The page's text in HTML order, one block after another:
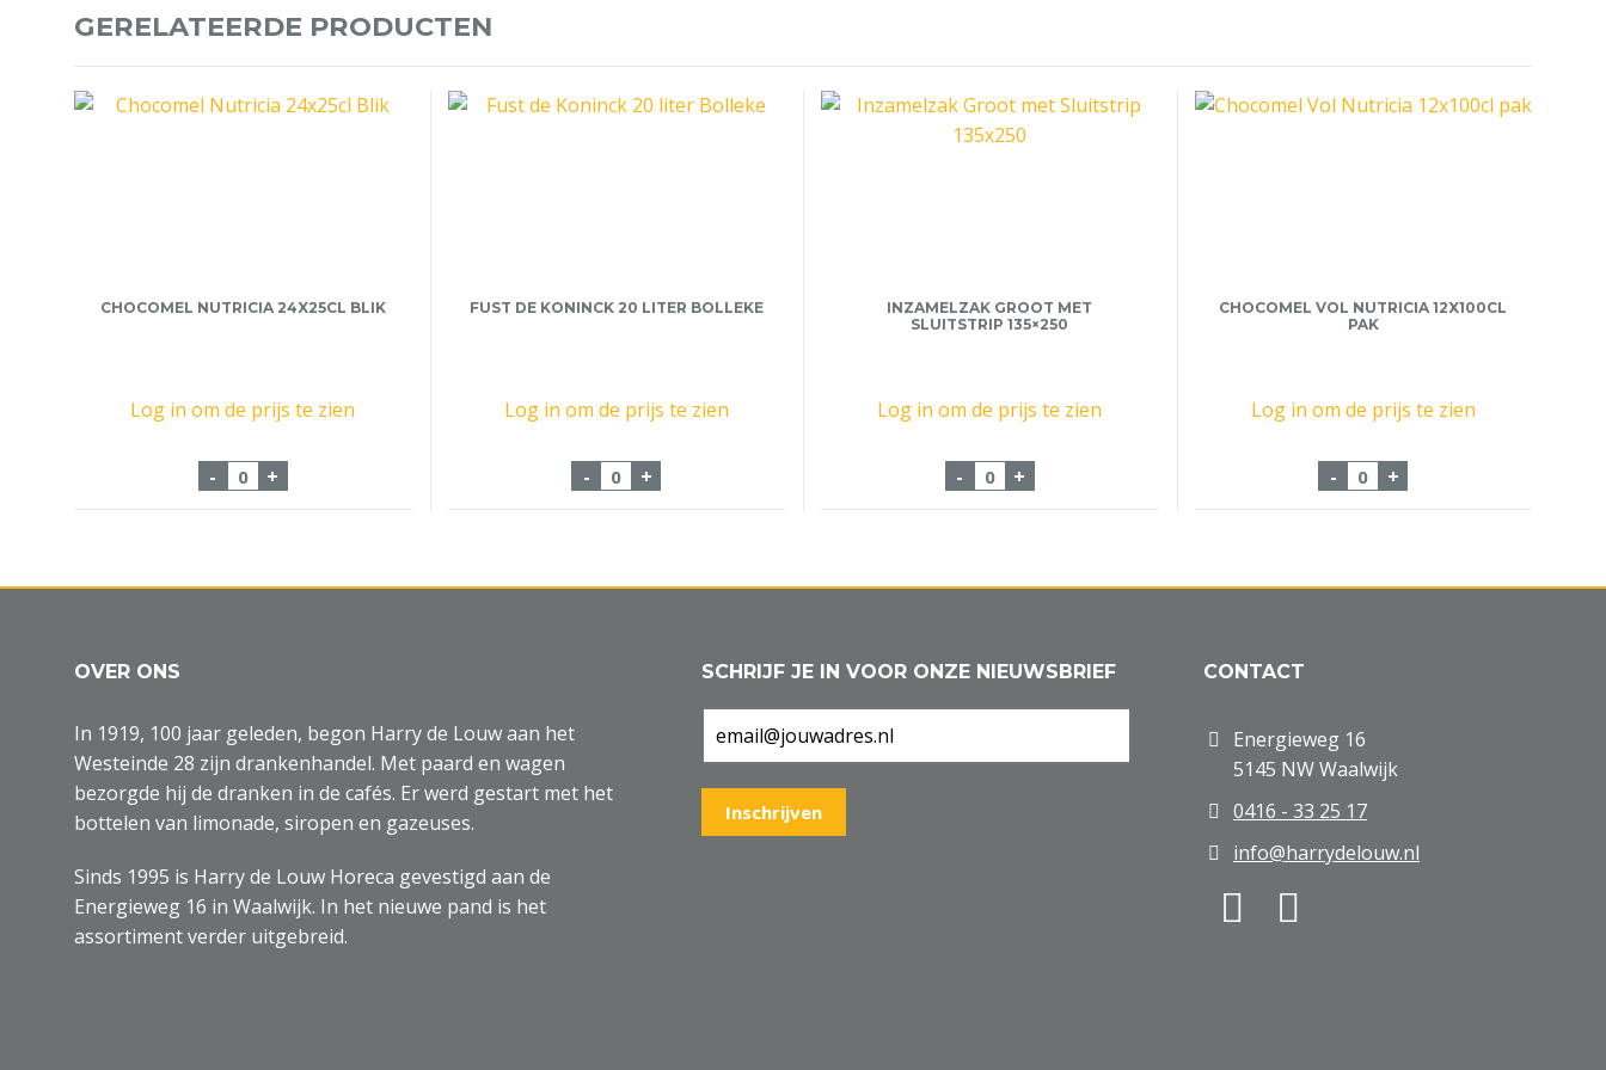
GERELATEERDE PRODUCTEN
CHOCOMEL NUTRICIA 24X25CL BLIK
Log in om de prijs te zien
- Chocomel Nutricia 24x25cl Blik aantal
+
FUST DE KONINCK 20 LITER BOLLEKE
Log in om de prijs te zien
- Fust de Koninck 20 liter Bolleke aantal
+
INZAMELZAK GROOT MET
SLUITSTRIP 135×250
Log in om de prijs te zien
- Inzamelzak Groot met Sluitstrip 135x250 aantal
+
CHOCOMEL VOL NUTRICIA 12X100CL
PAK
Log in om de prijs te zien
- Chocomel Vol Nutricia
+
OVER ONS
In 1919, 100 jaar geleden, begon Harry de Louw aan het
Westeinde 28 zijn drankenhandel. Met paard en wagen
bezorgde hij de dranken in de cafés. Er werd gestart met het
bottelen van limonade, siropen en gazeuses.
Sinds 1995 is Harry de Louw Horeca gevestigd aan de
Energieweg 16 in Waalwijk. In het nieuwe pand is het
assortiment verder uitgebreid.
SCHRIJF JE IN VOOR ONZE NIEUWSBRIEF CONTACT
Energieweg 16
5145 NW Waalwijk
0416 - 33 25 17
info@harrydelouw.nl